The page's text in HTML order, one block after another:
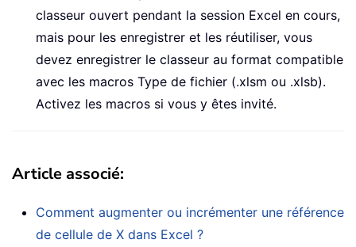
classeur ouvert pendant la session Excel en cours,
mais pour les enregistrer et les réutiliser, vous
devez enregistrer le classeur au format compatible
avec les macros Type de fichier (.xlsm ou .xlsb).
Activez les macros si vous y êtes invité.
Article associé:
Comment augmenter ou incrémenter une référence
de cellule de X dans Excel ?